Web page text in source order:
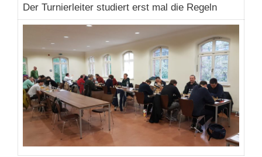
Der Turnierleiter studiert erst mal die Regeln